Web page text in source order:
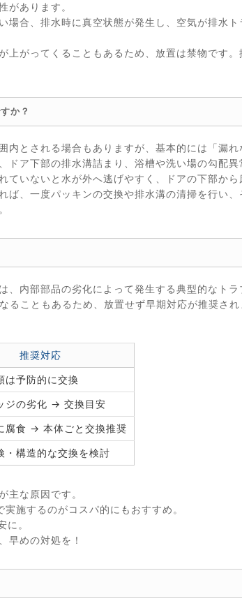
があります。
場合、排水時に真空状態が発生し、空気が排水
上がってくることもあるため、放置は禁物です
か？
内とされる場合もありますが、基本的には「漏
ドア下部の排水溝詰まり、浴槽や洗い場の勾配
ていないと水が外へ逃げやすく、ドアの下部か
ば、一度パッキンの交換や排水溝の清掃を行い
、内部部品の劣化によって発生する典型的なト
ることもあるため、放置せず早期対応が推奨さ
推奨対応
は予防的に交換
ジの劣化 → 交換目安
腐食 → 本体ごと交換推奨
・構造的な交換を検討
主な原因です。
施するのがコスパ的にもおすすめ。
。
早めの対処を！